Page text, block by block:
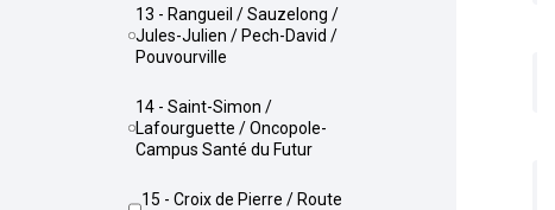
13 - Rangueil / Sauzelong /
Jules-Julien / Pech-David /
Pouvourville
14 - Saint-Simon /
Lafourguette / Oncopole-
Campus Santé du Futur
15 - Croix de Pierre / Route